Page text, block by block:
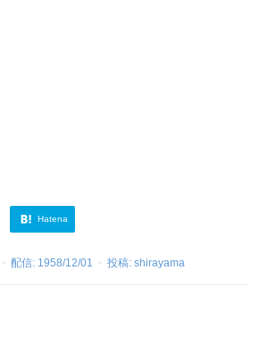
Hatena
配信: 1958/12/01 投稿: shirayama